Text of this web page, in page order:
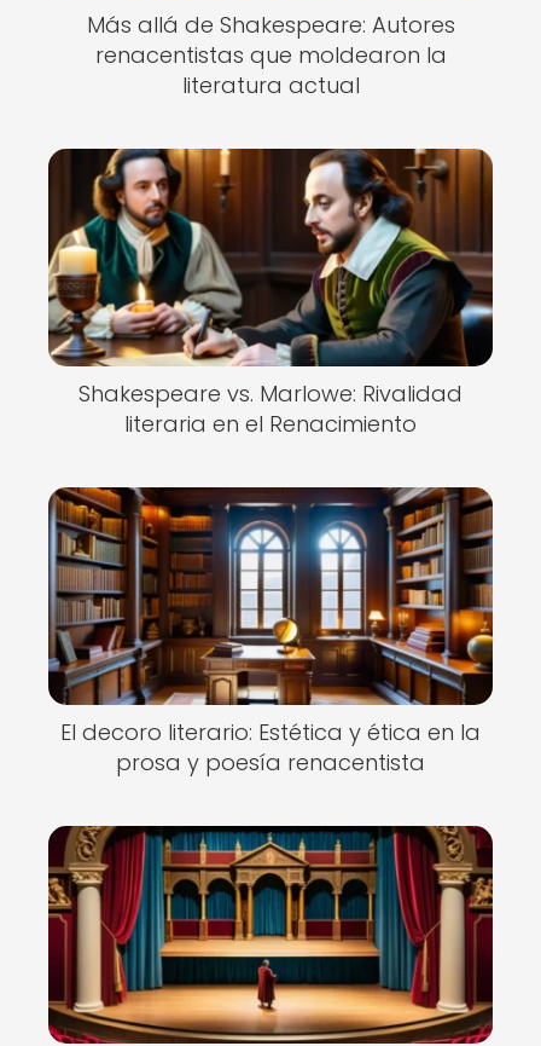
Más allá de Shakespeare: Autores
renacentistas que moldearon la
literatura actual
Shakespeare vs. Marlowe: Rivalidad
literaria en el Renacimiento
El decoro literario: Estética y ética en la
prosa y poesía renacentista